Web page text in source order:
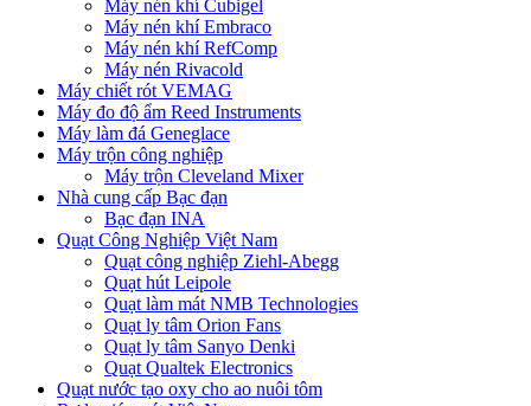
Máy nén khí Cubigel
Máy nén khí Embraco
Máy nén khí RefComp
Máy nén Rivacold
Máy chiết rót VEMAG
Máy đo độ ẩm Reed Instruments
Máy làm đá Geneglace
Máy trộn công nghiệp
Máy trộn Cleveland Mixer
Nhà cung cấp Bạc đạn
Bạc đạn INA
Quạt Công Nghiệp Việt Nam
Quạt công nghiệp Ziehl-Abegg
Quạt hút Leipole
Quạt làm mát NMB Technologies
Quạt ly tâm Orion Fans
Quạt ly tâm Sanyo Denki
Quạt Qualtek Electronics
Quạt nước tạo oxy cho ao nuôi tôm